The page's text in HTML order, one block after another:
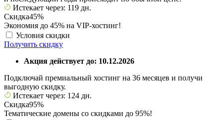
Истекает через: 119 дн.
Скидка45%
Экономия до 45% на VIP-хостинг!
Условия скидки
Получить скидку
Акция действует до: 10.12.2026
Подключай премиальный хостинг на 36 месяцев и получи
выгодную скидку.
Истекает через: 124 дн.
Скидка95%
Тематические домены со скидками до 95%!